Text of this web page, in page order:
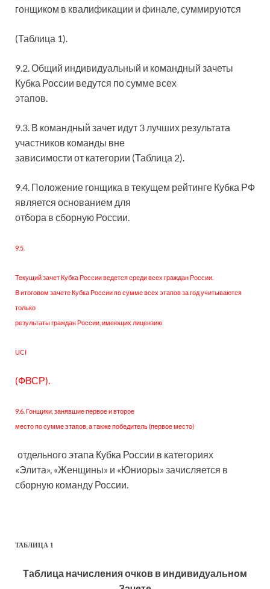
гонщиком в квалификации и финале, суммируются
(Таблица 1).
9.2. Общий индивидуальный и командный зачеты
Кубка России ведутся по сумме всех
этапов.
9.3. В командный зачет идут 3 лучших результата
участников команды вне
зависимости от категории (Таблица 2).
9.4. Положение гонщика в текущем рейтинге Кубка РФ
является основанием для
отбора в сборную России.
9.5.
Текущий зачет Кубка России ведется среди всех граждан России.
В итоговом зачете Кубка России по сумме всех этапов за год учитываются
только
результаты граждан России, имеющих лицензию
UCI
(ФВСР).
9.6. Гонщики, занявшие первое и второе
место по сумме этапов, а также победитель (первое место)
отдельного этапа Кубка России в категориях
«Элита», «Женщины» и «Юниоры» зачисляется в
сборную команду России.
ТАБЛИЦА 1
Таблица начисления очков в индивидуальном